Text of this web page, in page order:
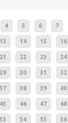
4 5 6 7
13 14 15 16
21 22 23 24
29 30 31 32
37 38 39 40
45 46 47 48
53 54 55 56